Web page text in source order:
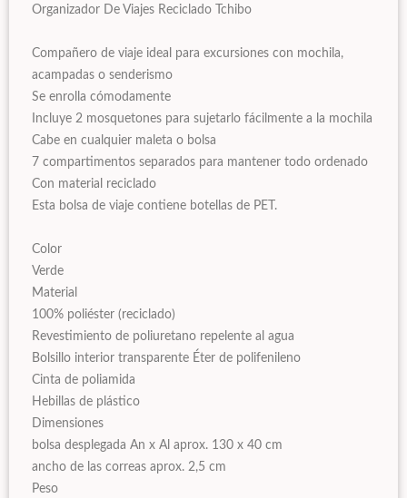
Organizador De Viajes Reciclado Tchibo
Compañero de viaje ideal para excursiones con mochila,
acampadas o senderismo
Se enrolla cómodamente
Incluye 2 mosquetones para sujetarlo fácilmente a la mochila
Cabe en cualquier maleta o bolsa
7 compartimentos separados para mantener todo ordenado
Con material reciclado
Esta bolsa de viaje contiene botellas de PET.
Color
Verde
Material
100% poliéster (reciclado)
Revestimiento de poliuretano repelente al agua
Bolsillo interior transparente Éter de polifenileno
Cinta de poliamida
Hebillas de plástico
Dimensiones
bolsa desplegada An x Al aprox. 130 x 40 cm
ancho de las correas aprox. 2,5 cm
Peso